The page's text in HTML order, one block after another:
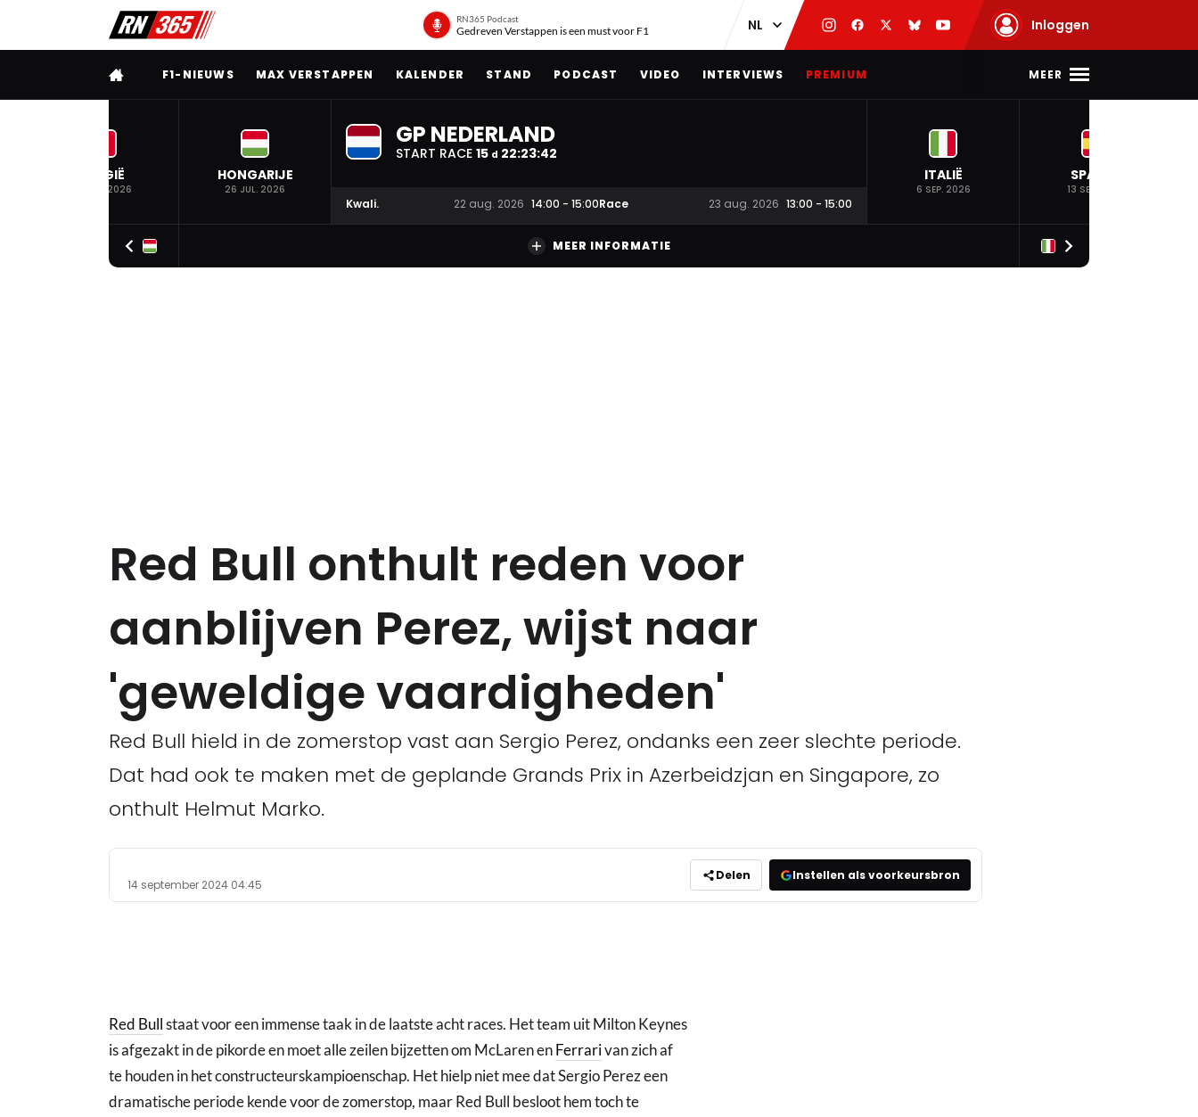
RN365 Podcast
Gedreven Verstappen is een must voor F1 Inloggen
VOLLEDIG MENU
F1-NIEUWS MAX VERSTAPPEN KALENDER STAND PODCAST VIDEO INTERVIEWS PREMIUM MEER
BELGIË
19 JUL. 2026
HONGARIJE
26 JUL. 2026
GP NEDERLAND
START RACE 15 d 22:23:41
Kwali. 22 aug. 2026 14:00 - 15:00Race 23 aug. 2026 13:00 - 15:00
ITALIË
6 SEP. 2026
SPANJE
13 SEP. 2026
MEER INFORMATIE
Red Bull onthult reden voor
aanblijven Perez, wijst naar
'geweldige vaardigheden'
Red Bull hield in de zomerstop vast aan Sergio Perez, ondanks een zeer slechte periode.
Dat had ook te maken met de geplande Grands Prix in Azerbeidzjan en Singapore, zo
onthult Helmut Marko.
14 september 2024 04:45
Delen Instellen als voorkeursbron
Red Bullstaat voor een immense taak in de laatste acht races. Het team uit Milton Keynes
is afgezakt in de pikorde en moet alle zeilen bijzetten om McLaren enFerrarivan zich af
te houden in het constructeurskampioenschap. Het hielp niet mee dat Sergio Perez een
dramatische periode kende voor de zomerstop, maar Red Bull besloot hem toch te